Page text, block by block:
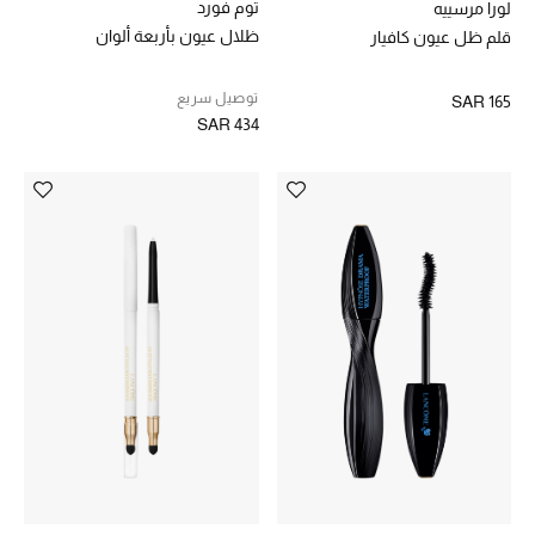
المكياج
مستحضرات الاستحمام والعناية بالجسم
العناية بالشعر
الصحة والعافية
دليل مستلزمات الجمال
أبرز الماركات
لورا مرسييه
قلم ظل عيون كافيار
SAR 165
توم فورد
ظلال عيون بأربعة ألوان
توصيل سريع
SAR 434